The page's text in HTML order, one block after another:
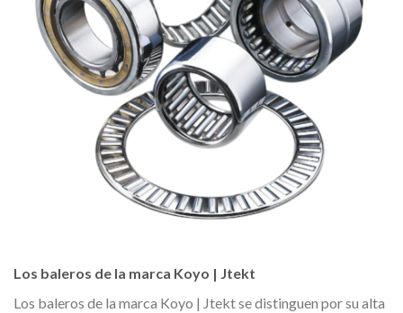
Los baleros de la marca Koyo | Jtekt
Los baleros de la marca Koyo | Jtekt se distinguen por su alta